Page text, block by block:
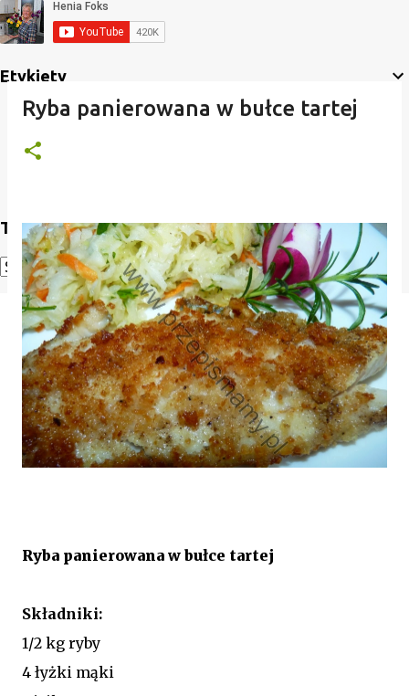
Etykiety
Translate
Powered by Translate
Ryba panierowana w bułce tartej
Ryba panierowana w bułce tartej
Składniki:
1/2 kg ryby
4 łyżki mąki